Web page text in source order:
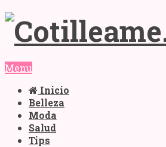
Menu
Inicio
Belleza
Moda
Salud
Tips